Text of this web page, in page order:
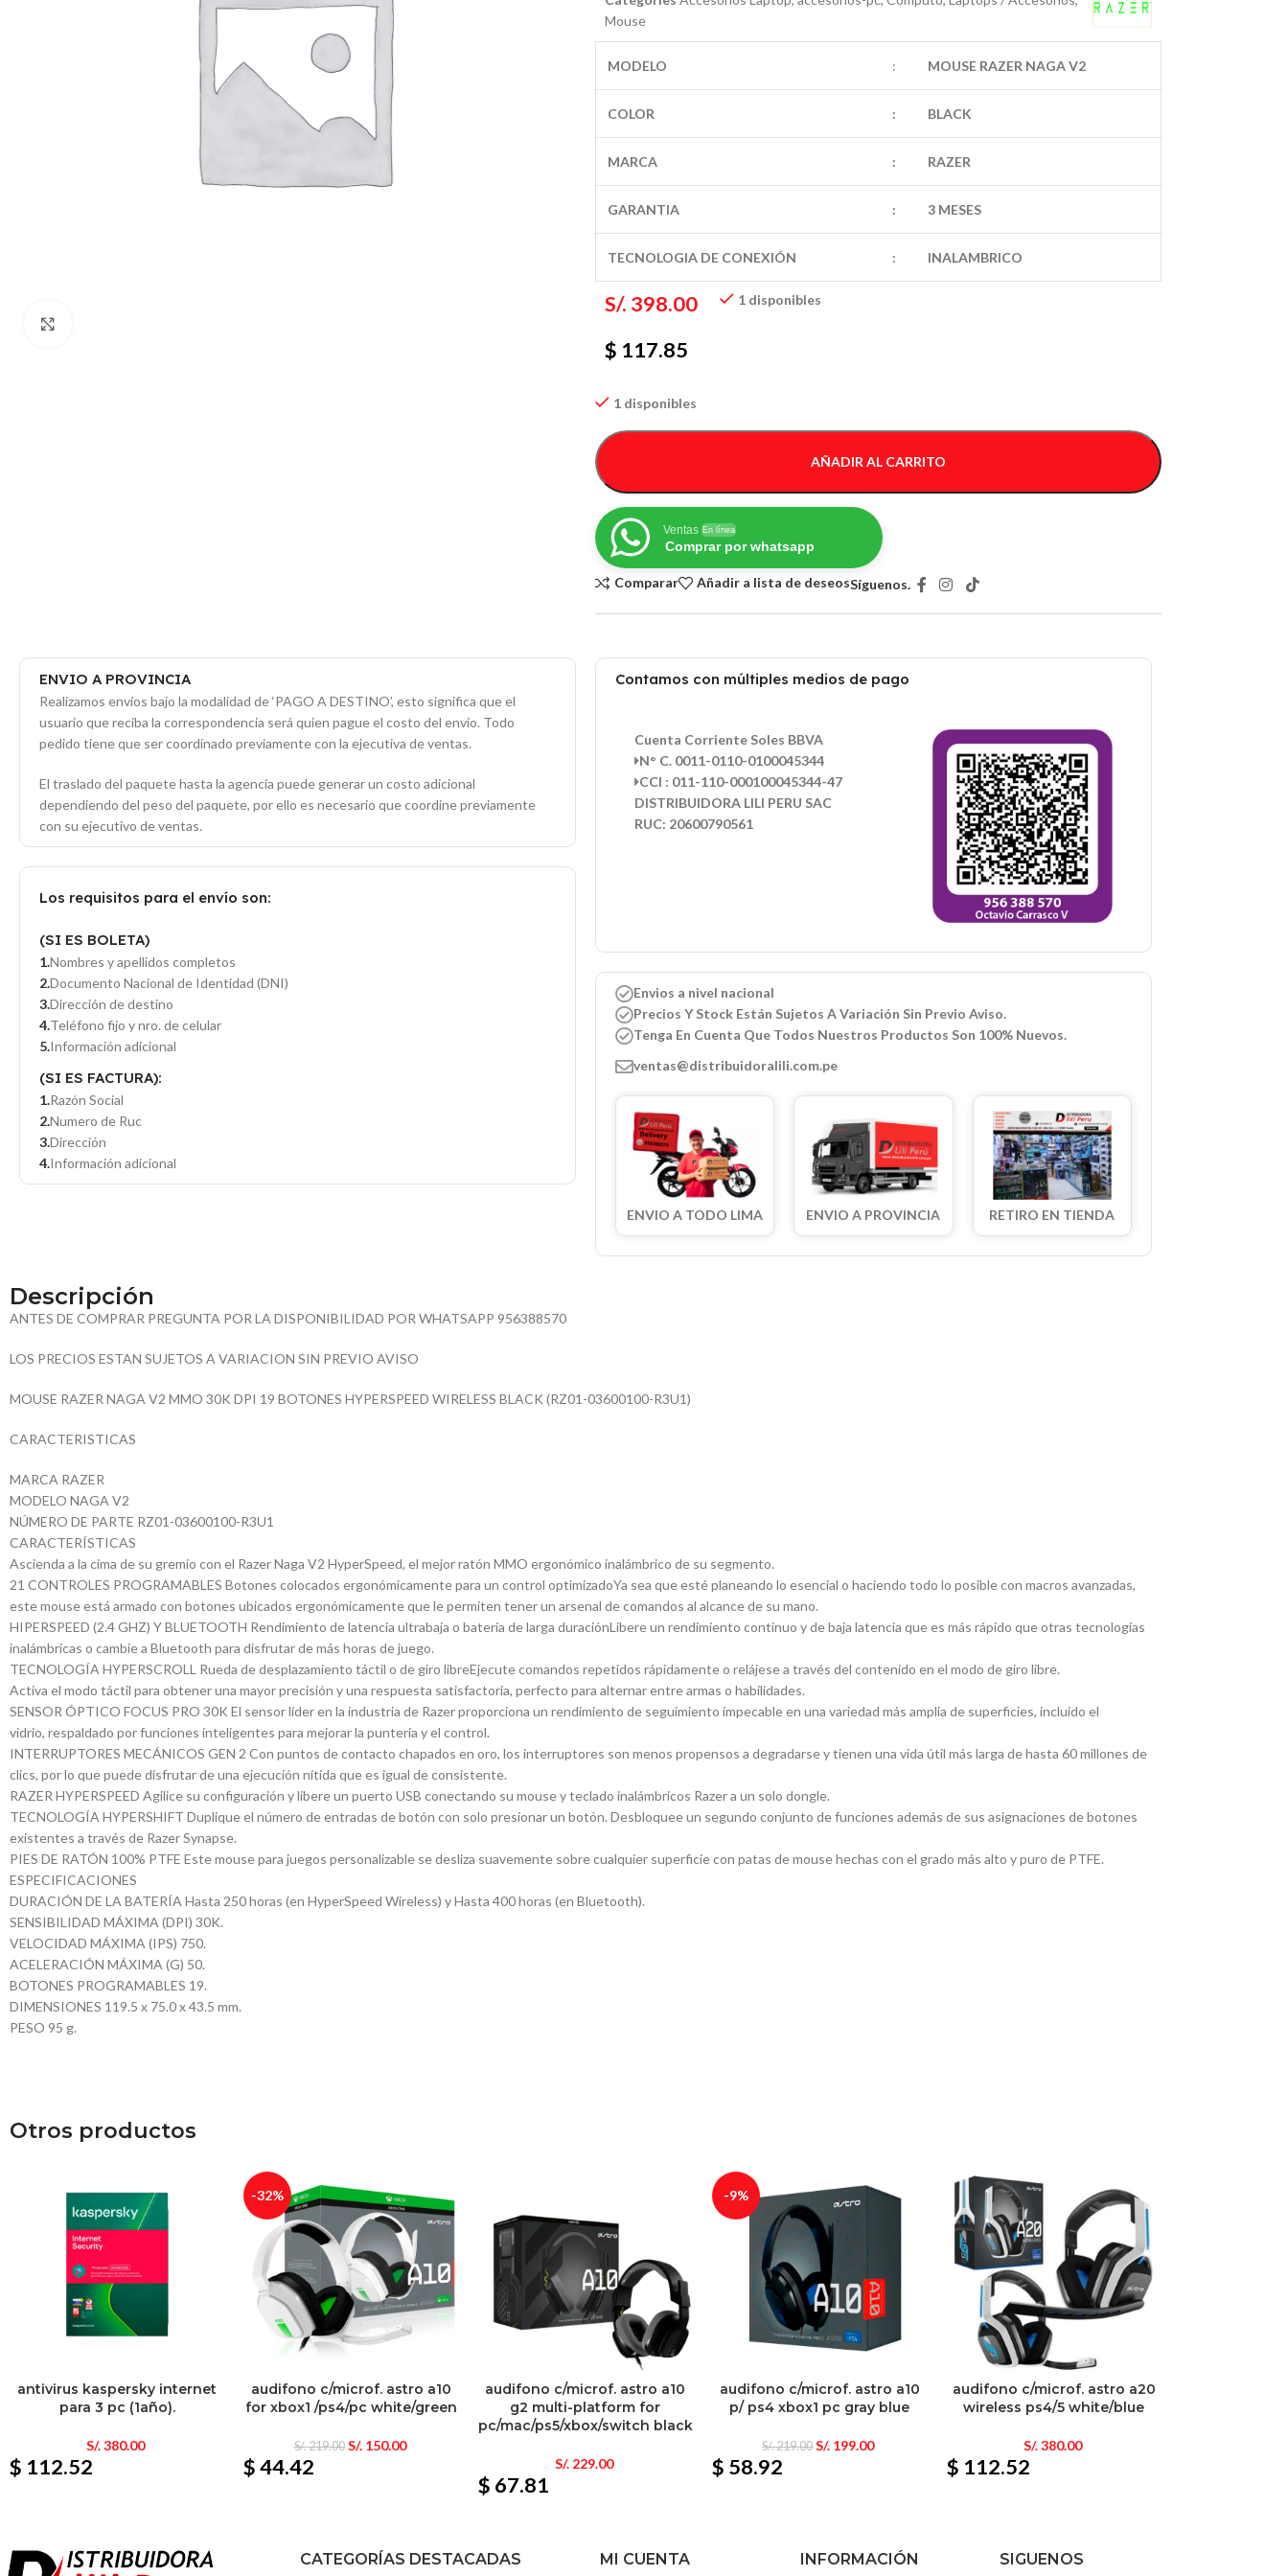
$ 171.44
Mouse
MODELO : MOUSE RAZER NAGA V2
COLOR : BLACK
MARCA : RAZER
GARANTIA : 3 MESES
TECNOLOGIA DE CONEXIÓN : INALAMBRICO
S/. 398.00
$ 117.85
1 disponibles
1 disponibles
AÑADIR AL CARRITO
Ventas En línea
Comprar por whatsapp
Comparar Añadir a lista de deseosSíguenos.
ENVIO A PROVINCIA
Realizamos envíos bajo la modalidad de ‘PAGO A DESTINO’, esto significa que el
usuario que reciba la correspondencia será quien pague el costo del envío. Todo
pedido tiene que ser coordinado previamente con la ejecutiva de ventas.
El traslado del paquete hasta la agencia puede generar un costo adicional
dependiendo del peso del paquete, por ello es necesario que coordine previamente
con su ejecutivo de ventas.
Los requisitos para el envío son:
(SI ES BOLETA)
Nombres y apellidos completos
Documento Nacional de Identidad (DNI)
Dirección de destino
Teléfono fijo y nro. de celular
Información adicional
(SI ES FACTURA):
Razón Social
Numero de Ruc
Dirección
Información adicional
Contamos con múltiples medios de pago
Cuenta Corriente Soles BBVA
N° C. 0011-0110-0100045344
CCI : 011-110-000100045344-47
DISTRIBUIDORA LILI PERU SAC
RUC: 20600790561
Envios a nivel nacional
Precios Y Stock Están Sujetos A Variación Sin Previo Aviso.
Tenga En Cuenta Que Todos Nuestros Productos Son 100% Nuevos.
ventas@distribuidoralili.com.pe
ENVIO A TODO LIMA ENVIO A PROVINCIA RETIRO EN TIENDA
Descripción
ANTES DE COMPRAR PREGUNTA POR LA DISPONIBILIDAD POR WHATSAPP 956388570
LOS PRECIOS ESTAN SUJETOS A VARIACION SIN PREVIO AVISO
MOUSE RAZER NAGA V2 MMO 30K DPI 19 BOTONES HYPERSPEED WIRELESS BLACK (RZ01-03600100-R3U1)
CARACTERISTICAS
MARCA RAZER
MODELO NAGA V2
NÚMERO DE PARTE RZ01-03600100-R3U1
CARACTERÍSTICAS
Ascienda a la cima de su gremio con el Razer Naga V2 HyperSpeed, el mejor ratón MMO ergonómico inalámbrico de su segmento.
21 CONTROLES PROGRAMABLES Botones colocados ergonómicamente para un control optimizadoYa sea que esté planeando lo esencial o haciendo todo lo posible con macros avanzadas,
este mouse está armado con botones ubicados ergonómicamente que le permiten tener un arsenal de comandos al alcance de su mano.
HIPERSPEED (2.4 GHZ) Y BLUETOOTH Rendimiento de latencia ultrabaja o batería de larga duraciónLibere un rendimiento continuo y de baja latencia que es más rápido que otras tecnologías
inalámbricas o cambie a Bluetooth para disfrutar de más horas de juego.
TECNOLOGÍA HYPERSCROLL Rueda de desplazamiento táctil o de giro libreEjecute comandos repetidos rápidamente o relájese a través del contenido en el modo de giro libre.
Activa el modo táctil para obtener una mayor precisión y una respuesta satisfactoria, perfecto para alternar entre armas o habilidades.
SENSOR ÓPTICO FOCUS PRO 30K El sensor líder en la industria de Razer proporciona un rendimiento de seguimiento impecable en una variedad más amplia de superficies, incluido el
vidrio, respaldado por funciones inteligentes para mejorar la puntería y el control.
INTERRUPTORES MECÁNICOS GEN 2 Con puntos de contacto chapados en oro, los interruptores son menos propensos a degradarse y tienen una vida útil más larga de hasta 60 millones de
clics, por lo que puede disfrutar de una ejecución nítida que es igual de consistente.
RAZER HYPERSPEED Agilice su configuración y libere un puerto USB conectando su mouse y teclado inalámbricos Razer a un solo dongle.
TECNOLOGÍA HYPERSHIFT Duplique el número de entradas de botón con solo presionar un botón. Desbloquee un segundo conjunto de funciones además de sus asignaciones de botones
existentes a través de Razer Synapse.
PIES DE RATÓN 100% PTFE Este mouse para juegos personalizable se desliza suavemente sobre cualquier superficie con patas de mouse hechas con el grado más alto y puro de PTFE.
ESPECIFICACIONES
DURACIÓN DE LA BATERÍA Hasta 250 horas (en HyperSpeed Wireless) y Hasta 400 horas (en Bluetooth).
SENSIBILIDAD MÁXIMA (DPI) 30K.
VELOCIDAD MÁXIMA (IPS) 750.
ACELERACIÓN MÁXIMA (G) 50.
BOTONES PROGRAMABLES 19.
DIMENSIONES 119.5 x 75.0 x 43.5 mm.
PESO 95 g.
Otros productos
antivirus kaspersky internet
para 3 pc (1año).
S/.380.00
$ 112.52
-32%
audifono c/microf. astro a10
for xbox1 /ps4/pc white/green
S/.219.00 S/.150.00
$ 44.42
audifono c/microf. astro a10
g2 multi-platform for
pc/mac/ps5/xbox/switch black
S/.229.00
$ 67.81
-9%
audifono c/microf. astro a10
p/ ps4 xbox1 pc gray blue
S/.219.00 S/. 199.00
$ 58.92
audifono c/microf. astro a20
wireless ps4/5 white/blue
S/.380.00
$ 112.52
CATEGORÍAS DESTACADAS MI CUENTA INFORMACIÓN SIGUENOS